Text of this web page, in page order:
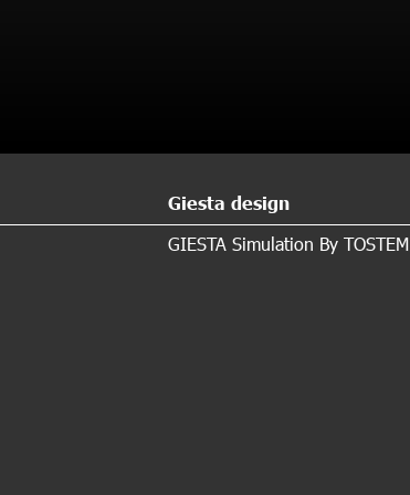
Giesta design
GIESTA Simulation By TOSTEM